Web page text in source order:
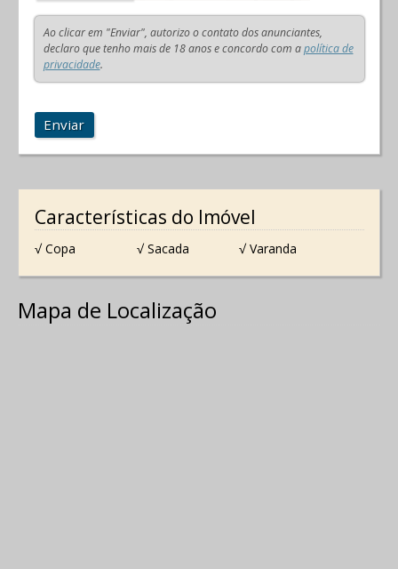
Ao clicar em "Enviar", autorizo o contato dos anunciantes,
declaro que tenho mais de 18 anos e concordo com apolítica de
privacidade.
Enviar
Características do Imóvel
√ Copa √ Sacada √ Varanda
Mapa de Localização